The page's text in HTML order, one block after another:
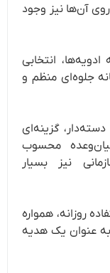
آن‌ها نیز وجود
انتخابی
جلوه‌ای منظم و
گزینه‌ای
محسوب
نیز بسیار
روزانه، همواره
به عنوان یک هدیه